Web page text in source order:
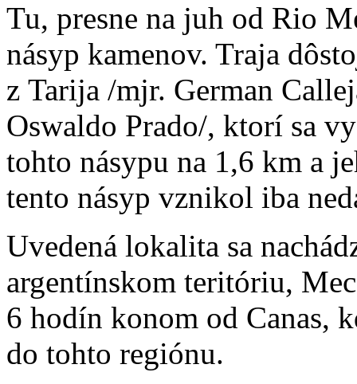
Tu, presne na juh od Rio
násyp kamenov. Traja
z Tarija /mjr. German
Oswaldo Prado/, ktorí sa
tohto násypu na 1,6 km a
tento násyp vznikol iba
Uvedená lokalita sa
argentínskom teritóriu,
6 hodín konom od Canas,
do tohto regiónu.